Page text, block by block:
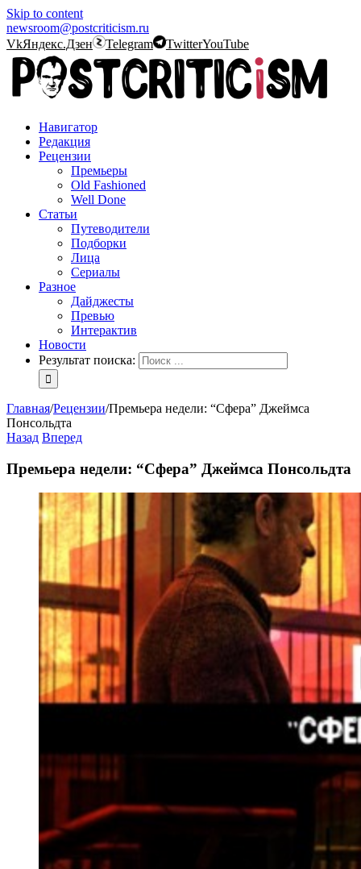
Skip to content
newsroom@postcriticism.ru
VkЯндекс.Дзен Telegram TwitterYouTube
Навигатор
Редакция
Рецензии
Премьеры
Old Fashioned
Well Done
Статьи
Путеводители
Подборки
Лица
Сериалы
Разное
Дайджесты
Превью
Интерактив
Новости
Результат поиска:
Главная/Рецензии/Премьера недели: “Сфера” Джеймса
Понсольдта
Назад Вперед
Премьера недели: “Сфера” Джеймса Понсольдта